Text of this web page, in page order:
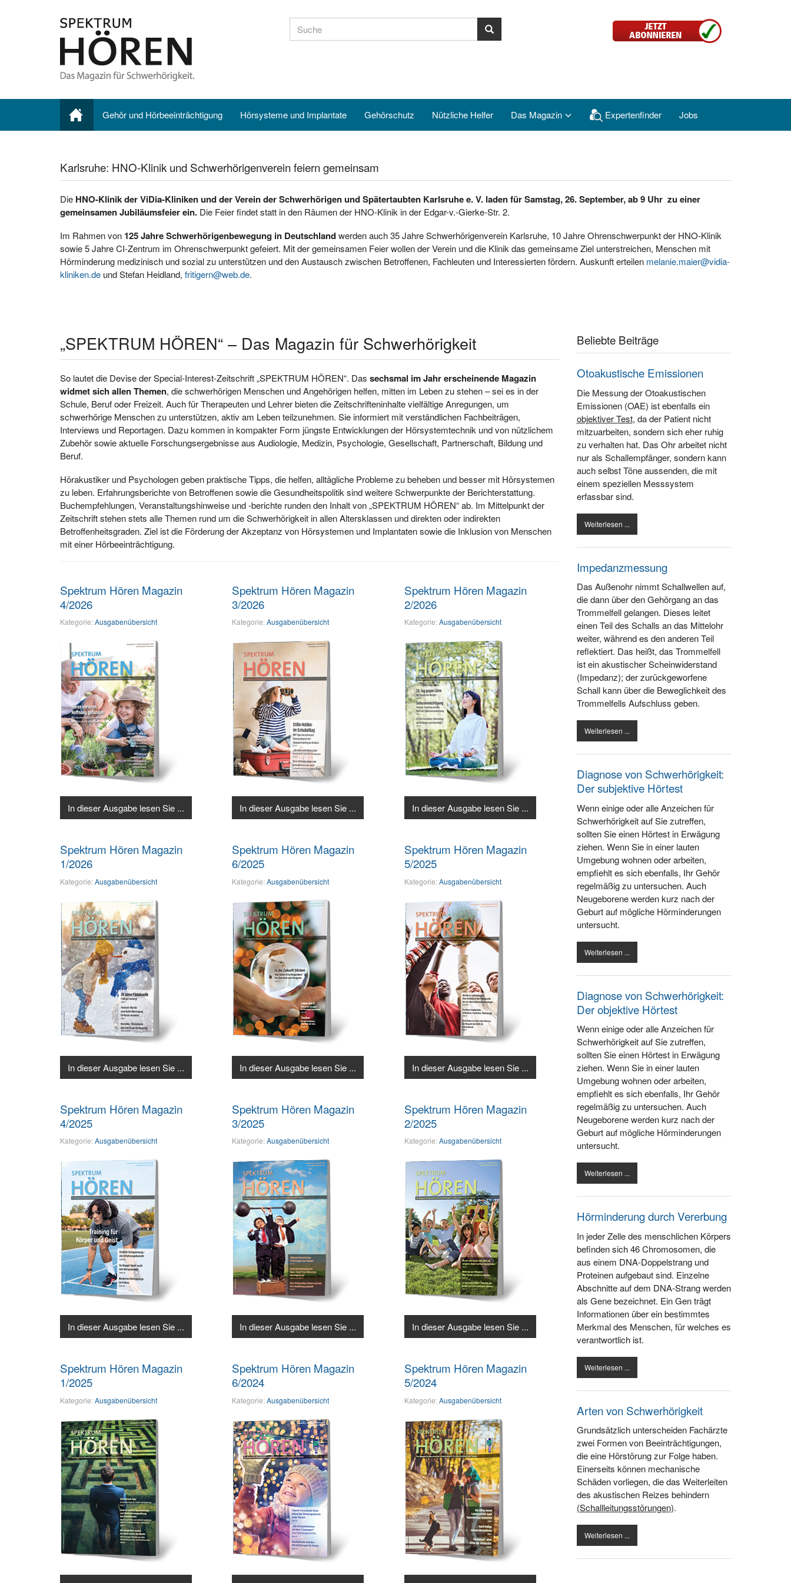
Gehör und Hörbeeinträchtigung Hörsysteme und Implantate Gehörschutz Nützliche Helfer Das Magazin Expertenfinder Jobs
Karlsruhe: HNO-Klinik und Schwerhörigenverein feiern gemeinsam
Die HNO-Klinik der ViDia-Kliniken und der Verein der Schwerhörigen und Spätertaubten Karlsruhe e. V. laden für Samstag, 26. September, ab 9 Uhr zu einer
gemeinsamen Jubiläumsfeier ein. Die Feier findet statt in den Räumen der HNO-Klinik in der Edgar-v.-Gierke-Str. 2.
Im Rahmen von 125 Jahre Schwerhörigenbewegung in Deutschlandwerden auch 35 Jahre Schwerhörigenverein Karlsruhe, 10 Jahre Ohrenschwerpunkt der HNO-Klinik
sowie 5 Jahre CI-Zentrum im Ohrenschwerpunkt gefeiert. Mit der gemeinsamen Feier wollen der Verein und die Klinik das gemeinsame Ziel unterstreichen, Menschen mit
Hörminderung medizinisch und sozial zu unterstützen und den Austausch zwischen Betroffenen, Fachleuten und Interessierten fördern. Auskunft erteilen melanie.maier@vidia-
kliniken.de und Stefan Heidland, fritigern@web.de.
„SPEKTRUM HÖREN“ – Das Magazin für Schwerhörigkeit
So lautet die Devise der Special-Interest-Zeitschrift „SPEKTRUM HÖREN“. Das sechsmal im Jahr erscheinende Magazin
widmet sich allen Themen, die schwerhörigen Menschen und Angehörigen helfen, mitten im Leben zu stehen – sei es in der
Schule, Beruf oder Freizeit. Auch für Therapeuten und Lehrer bieten die Zeitschrifteninhalte vielfältige Anregungen, um
schwerhörige Menschen zu unterstützen, aktiv am Leben teilzunehmen. Sie informiert mit verständlichen Fachbeiträgen,
Interviews und Reportagen. Dazu kommen in kompakter Form jüngste Entwicklungen der Hörsystemtechnik und von nützlichem
Zubehör sowie aktuelle Forschungsergebnisse aus Audiologie, Medizin, Psychologie, Gesellschaft, Partnerschaft, Bildung und
Beruf.
Hörakustiker und Psychologen geben praktische Tipps, die helfen, alltägliche Probleme zu beheben und besser mit Hörsystemen
zu leben. Erfahrungsberichte von Betroffenen sowie die Gesundheitspolitik sind weitere Schwerpunkte der Berichterstattung.
Buchempfehlungen, Veranstaltungshinweise und -berichte runden den Inhalt von „SPEKTRUM HÖREN“ ab. Im Mittelpunkt der
Zeitschrift stehen stets alle Themen rund um die Schwerhörigkeit in allen Altersklassen und direkten oder indirekten
Betroffenheitsgraden. Ziel ist die Förderung der Akzeptanz von Hörsystemen und Implantaten sowie die Inklusion von Menschen
mit einer Hörbeeinträchtigung.
Spektrum Hören Magazin
4/2026
Kategorie:Ausgabenübersicht
In dieser Ausgabe lesen Sie ...
Spektrum Hören Magazin
3/2026
Kategorie:Ausgabenübersicht
In dieser Ausgabe lesen Sie ...
Spektrum Hören Magazin
2/2026
Kategorie:Ausgabenübersicht
In dieser Ausgabe lesen Sie ...
Spektrum Hören Magazin
1/2026
Kategorie:Ausgabenübersicht
In dieser Ausgabe lesen Sie ...
Spektrum Hören Magazin
6/2025
Kategorie:Ausgabenübersicht
In dieser Ausgabe lesen Sie ...
Spektrum Hören Magazin
5/2025
Kategorie:Ausgabenübersicht
In dieser Ausgabe lesen Sie ...
Spektrum Hören Magazin
4/2025
Kategorie:Ausgabenübersicht
In dieser Ausgabe lesen Sie ...
Spektrum Hören Magazin
3/2025
Kategorie:Ausgabenübersicht
In dieser Ausgabe lesen Sie ...
Spektrum Hören Magazin
2/2025
Kategorie:Ausgabenübersicht
In dieser Ausgabe lesen Sie ...
Spektrum Hören Magazin
1/2025
Kategorie:Ausgabenübersicht
Spektrum Hören Magazin
6/2024
Kategorie:Ausgabenübersicht
Spektrum Hören Magazin
5/2024
Kategorie:Ausgabenübersicht
Beliebte Beiträge
Otoakustische Emissionen
Die Messung der Otoakustischen
Emissionen (OAE) ist ebenfalls ein
objektiver Test, da der Patient nicht
mitzuarbeiten, sondern sich eher ruhig
zu verhalten hat. Das Ohr arbeitet nicht
nur als Schallempfänger, sondern kann
auch selbst Töne aussenden, die mit
einem speziellen Messsystem
erfassbar sind.
Weiterlesen ...
Impedanzmessung
Das Außenohr nimmt Schallwellen auf,
die dann über den Gehörgang an das
Trommelfell gelangen. Dieses leitet
einen Teil des Schalls an das Mittelohr
weiter, während es den anderen Teil
reflektiert. Das heißt, das Trommelfell
ist ein akustischer Scheinwiderstand
(Impedanz); der zurückgeworfene
Schall kann über die Beweglichkeit des
Trommelfells Aufschluss geben.
Weiterlesen ...
Diagnose von Schwerhörigkeit:
Der subjektive Hörtest
Wenn einige oder alle Anzeichen für
Schwerhörigkeit auf Sie zutreffen,
sollten Sie einen Hörtest in Erwägung
ziehen. Wenn Sie in einer lauten
Umgebung wohnen oder arbeiten,
empfiehlt es sich ebenfalls, Ihr Gehör
regelmäßig zu untersuchen. Auch
Neugeborene werden kurz nach der
Geburt auf mögliche Hörminderungen
untersucht.
Weiterlesen ...
Diagnose von Schwerhörigkeit:
Der objektive Hörtest
Wenn einige oder alle Anzeichen für
Schwerhörigkeit auf Sie zutreffen,
sollten Sie einen Hörtest in Erwägung
ziehen. Wenn Sie in einer lauten
Umgebung wohnen oder arbeiten,
empfiehlt es sich ebenfalls, Ihr Gehör
regelmäßig zu untersuchen. Auch
Neugeborene werden kurz nach der
Geburt auf mögliche Hörminderungen
untersucht.
Weiterlesen ...
Hörminderung durch Vererbung
In jeder Zelle des menschlichen Körpers
befinden sich 46 Chromosomen, die
aus einem DNA-Doppelstrang und
Proteinen aufgebaut sind. Einzelne
Abschnitte auf dem DNA-Strang werden
als Gene bezeichnet. Ein Gen trägt
Informationen über ein bestimmtes
Merkmal des Menschen, für welches es
verantwortlich ist.
Weiterlesen ...
Arten von Schwerhörigkeit
Grundsätzlich unterscheiden Fachärzte
zwei Formen von Beeinträchtigungen,
die eine Hörstörung zur Folge haben.
Einerseits können mechanische
Schäden vorliegen, die das Weiterleiten
des akustischen Reizes behindern
(Schallleitungsstörungen).
Weiterlesen ...